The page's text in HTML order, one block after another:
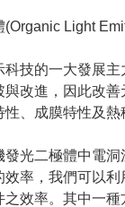
(Organic Light
科技的一大發展
與改進，因此改
、成膜特性及
光二極體中電洞
率，我們可以
效率。其中一